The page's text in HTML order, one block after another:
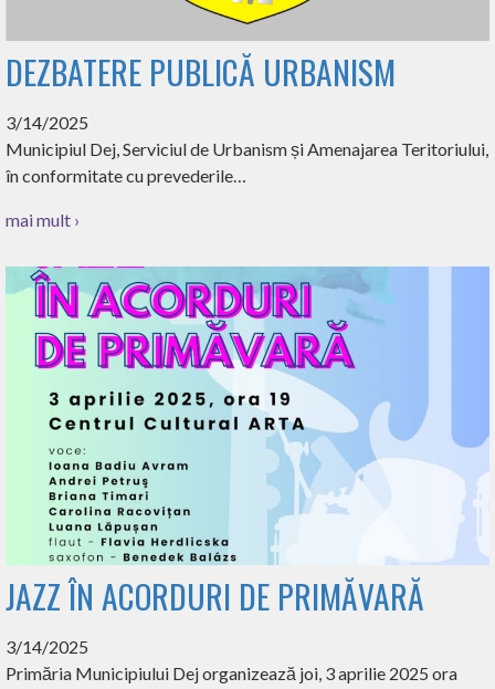
DEZBATERE PUBLICĂ URBANISM
3/14/2025
Municipiul Dej, Serviciul de Urbanism și Amenajarea Teritoriului,
în conformitate cu prevederile…
mai mult ›
JAZZ ÎN ACORDURI DE PRIMĂVARĂ
3/14/2025
Primăria Municipiului Dej organizează joi, 3 aprilie 2025 ora